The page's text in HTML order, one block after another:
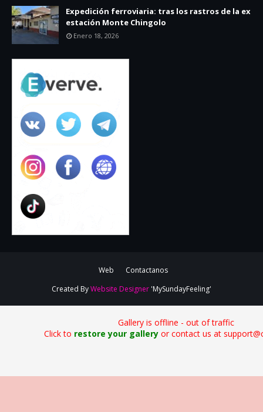
Expedición ferroviaria: tras los rastros de la ex
estación Monte Chingolo
Enero 18, 2026
Web
Contactanos
Created ByWebsite Designer 'MySundayFeeling'
Gallery is offline - out of traffic
Click to restore your galleryor contact us at